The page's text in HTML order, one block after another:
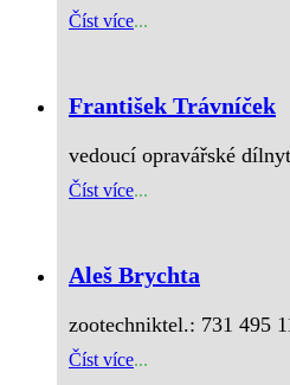
Číst více...
František Trávníček
vedoucí opravářské
Číst více...
Aleš Brychta
zootechniktel.: 731 495
Číst více...